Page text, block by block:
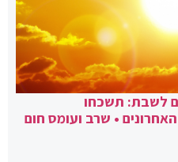
לשבת: תשכחו
• שרב ועומס חום